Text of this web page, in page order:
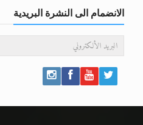
الانضمام الى النشرة البريدية